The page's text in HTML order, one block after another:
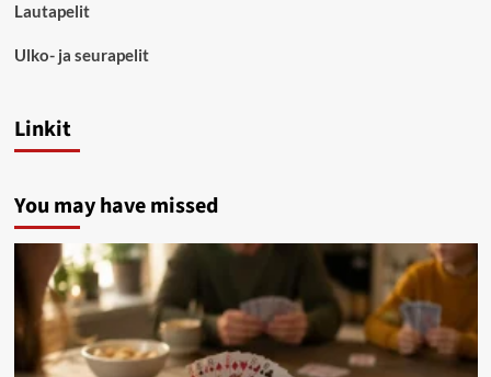
Lautapelit
Ulko- ja seurapelit
Linkit
You may have missed